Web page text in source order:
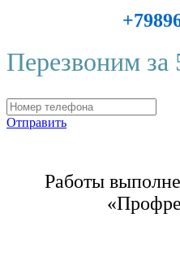
Перезвоним за
Отправить
Работы